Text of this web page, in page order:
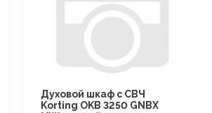
Духовой шкаф с СВЧ
Korting OKB 3250 GNBX